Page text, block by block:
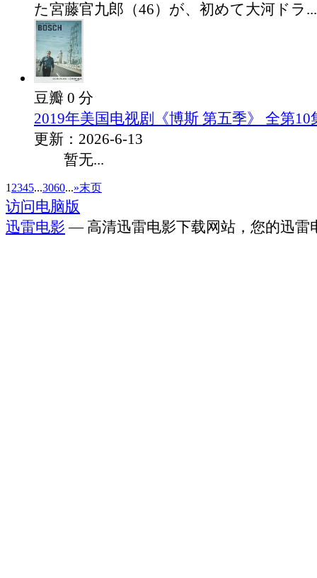
た宮藤官九郎（46）が、初めて大河ドラ...
豆瓣 0 分
2019年美国电视剧《博斯 第五季》 全第10
更新：2026-6-13
暂无...
1 2345...3060...»末页
访问电脑版
迅雷电影 — 高清迅雷电影下载网站，您的迅雷